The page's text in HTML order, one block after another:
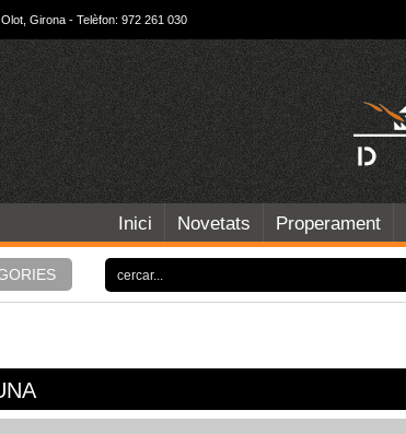
Girona - Telèfon: 972 261 030
Inici Novetats Properament